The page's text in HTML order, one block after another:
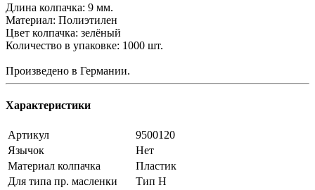
Длина колпачка: 9 мм.
Материал: Полиэтилен
Цвет колпачка: зелёный
Количество в упаковке: 1000 шт.
Произведено в Германии.
Характеристики
Артикул
9500120
Язычок
Нет
Материал колпачка
Пластик
Для типа пр. масленки
Тип Н